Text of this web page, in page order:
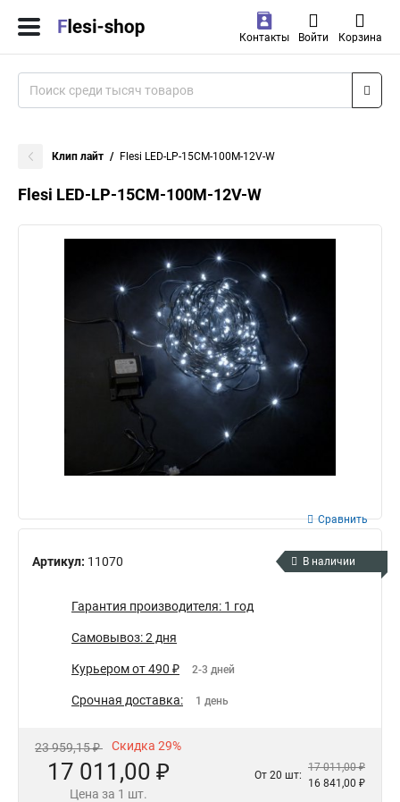
Контакты Войти Корзина
Клип лайт Flesi LED-LP-15СМ-100M-12V-W
Flesi LED-LP-15СМ-100M-12V-W
Артикул: 11070
Сравнить
В наличии
Гарантия производителя: 1 год
Самовывоз: 2 дня
Курьером от 490 ₽ 2-3 дней
Срочная доставка: 1 день
23 959,15 ₽ Скидка 29%
17 011,00 ₽
Цена за 1 шт.
От 20 шт:
17 011,00 ₽
16 841,00 ₽